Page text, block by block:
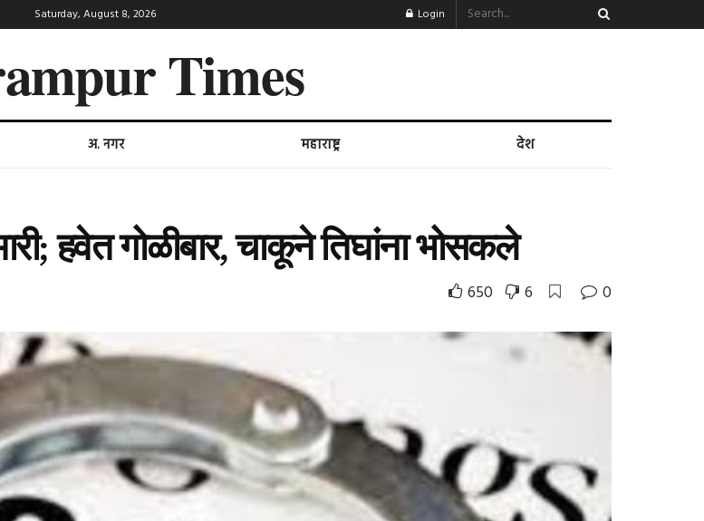
Saturday, August 8, 2026 Login
Times
अ. नगर महाराष्ट्र देश
हवेत गोळीबार, चाकूने तिघांना भोसकले
650 6 0